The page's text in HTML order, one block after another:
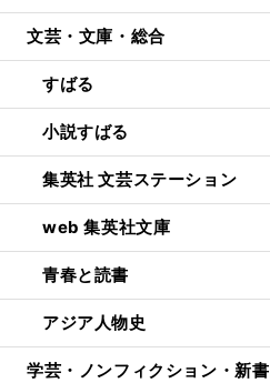
文芸・文庫・総合
すばる
小説すばる
集英社 文芸ステーション
web 集英社文庫
青春と読書
アジア人物史
学芸・ノンフィクション・新書